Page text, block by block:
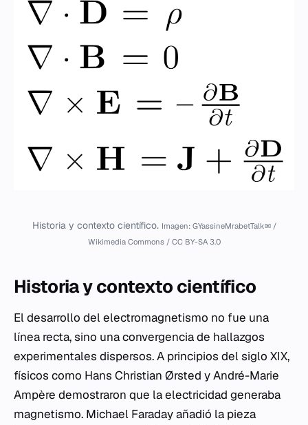
Historia y contexto científico. Imagen: GYassineMrabetTalk✉ /
Wikimedia Commons / CC BY-SA 3.0
Historia y contexto científico
El desarrollo del electromagnetismo no fue una
línea recta, sino una convergencia de hallazgos
experimentales dispersos. A principios del siglo XIX,
físicos como Hans Christian Ørsted y André-Marie
Ampère demostraron que la electricidad generaba
magnetismo. Michael Faraday añadió la pieza